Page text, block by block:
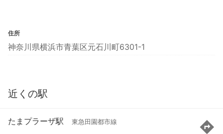
住所
神奈川県横浜市青葉区元石川町6301-1
近くの駅
たまプラーザ駅 東急田園都市線